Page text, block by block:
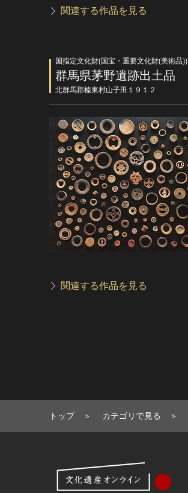
関連する作品を見る
国指定文化財(国宝・重要文化財(美術品))
群馬県茅野遺跡出土品
北群馬郡榛東村山子田１９１２
関連する作品を見る
トップ カテゴリで見る